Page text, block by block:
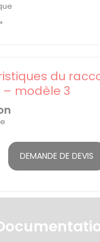
du
modèle 3
DEMANDE DE DEVIS